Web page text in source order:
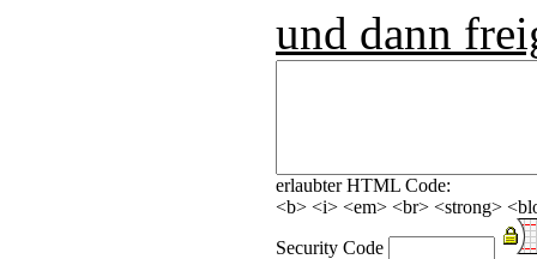
und dann
erlaubter HTML Code:
<b> <i> <em> <br> <strong>
Security Code